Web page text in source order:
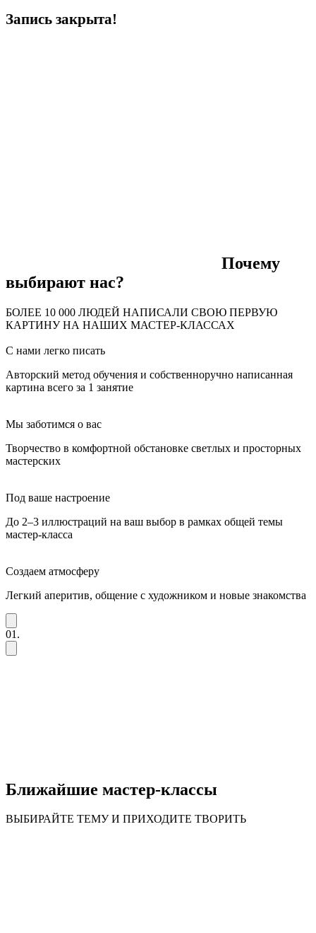
Запись закрыта!
Почему
выбирают нас?
БОЛЕЕ 10 000 ЛЮДЕЙ НАПИСАЛИ СВОЮ ПЕРВУЮ
КАРТИНУ НА НАШИХ МАСТЕР-КЛАССАХ
С нами легко писать
Авторский метод обучения и собственноручно написанная
картина всего за 1 занятие
Мы заботимся о вас
Творчество в комфортной обстановке светлых и просторных
мастерских
Под ваше настроение
До 2–3 иллюстраций на ваш выбор в рамках общей темы
мастер-класса
Создаем атмосферу
Легкий аперитив, общение с художником и новые знакомства
01.
Ближайшие мастер-классы
ВЫБИРАЙТЕ ТЕМУ И ПРИХОДИТЕ ТВОРИТЬ